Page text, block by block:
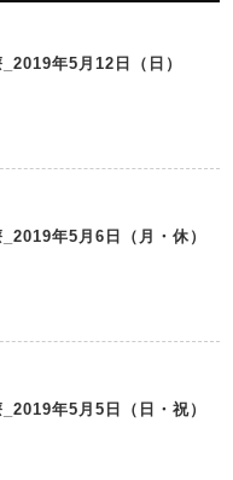
年5月12日（日）
年5月6日（月・休）
年5月5日（日・祝）